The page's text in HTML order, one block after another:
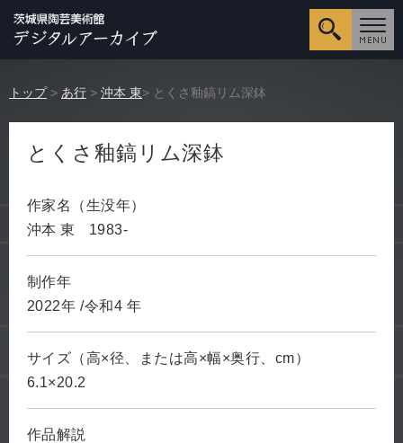
詳細検
トップ > あ行 > 沖本 東> とくさ釉鎬リム深鉢
とくさ釉鎬リム深鉢
作家名（生没年）
沖本 東
1983-
制作年
2022年 /令和4 年
サイズ（高×径、または高×幅×奥行、cm）
6.1×20.2
作品解説